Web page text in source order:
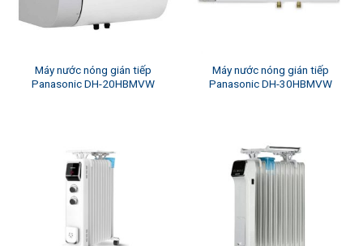
Máy nước nóng gián tiếp
Panasonic DH-20HBMVW
Máy nước nóng gián tiếp
Panasonic DH-30HBMVW